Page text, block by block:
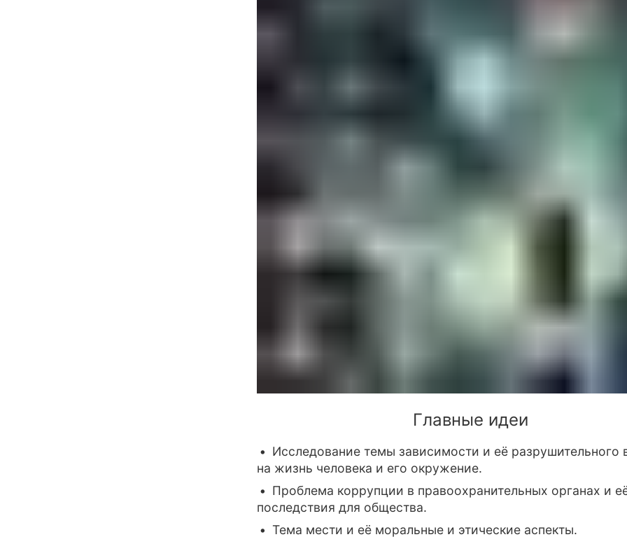
Главные идеи
Исследование темы зависимости и её разрушительного
на жизнь человека и его окружение.
Проблема коррупции в правоохранительных органах и
последствия для общества.
Тема мести и её моральные и этические аспекты.